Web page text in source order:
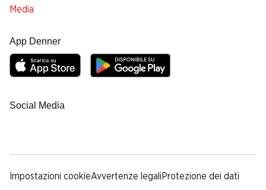
Media
App Denner
Social Media
Impostazioni cookieAvvertenze legali Protezione dei dati